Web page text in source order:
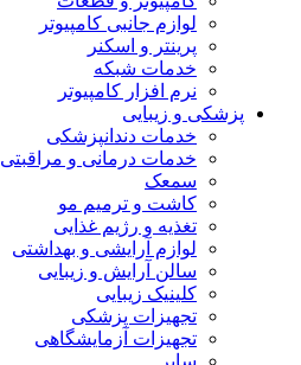
لوازم جانبی کامپیوتر
پرینتر و اسکنر
خدمات شبکه
نرم افزار کامپیوتر
پزشکی و زیبایی
خدمات دندانپزشکی
خدمات درمانی و مراقبتی
سمعک
کاشت و ترمیم مو
تغذیه و رژیم غذایی
لوازم آرایشی و بهداشتی
سالن آرایش و زیبایی
کلینیک زیبایی
تجهیزات پزشکی
تجهیزات آزمایشگاهی